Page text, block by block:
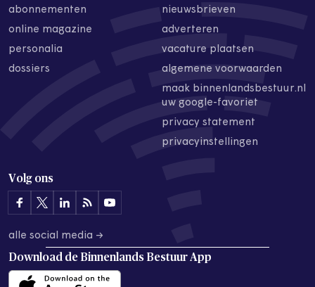
abonnementen
online magazine
personalia
dossiers
nieuwsbrieven
adverteren
vacature plaatsen
algemene voorwaarden
maak binnenlandsbestuur.nl
uw google-favoriet
privacy statement
privacyinstellingen
Volg ons
alle social media →
Download de Binnenlands Bestuur App